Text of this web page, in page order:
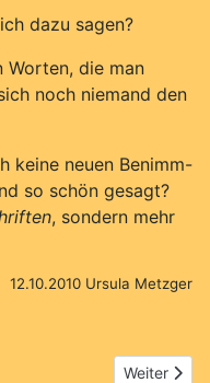
dazu sagen?
Worten, die man
noch niemand den
keine neuen Benimm-
so schön gesagt?
, sondern mehr
12.10.2010 Ursula Metzger
Nächster
Weiter